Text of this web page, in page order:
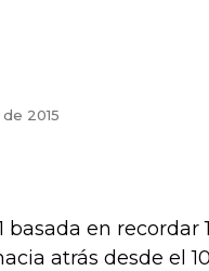
2015
basada en
atrás desde el